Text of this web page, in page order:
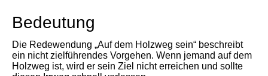
Bedeutung
Die Redewendung „Auf dem Holzweg sein“ beschreibt
ein nicht zielführendes Vorgehen. Wenn jemand auf dem
Holzweg ist, wird er sein Ziel nicht erreichen und sollte